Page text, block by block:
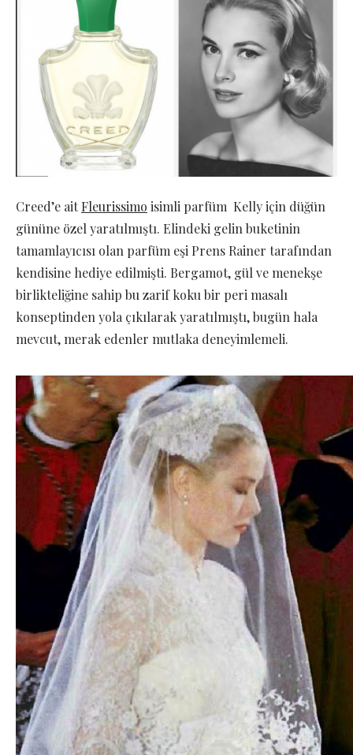
Creed’e aitFleurissimo isimli parfüm Kelly için düğün
gününe özel yaratılmıştı. Elindeki gelin buketinin
tamamlayıcısı olan parfüm eşi Prens Rainer tarafından
kendisine hediye edilmişti. Bergamot, gül ve menekşe
birlikteliğine sahip bu zarif koku bir peri masalı
konseptinden yola çıkılarak yaratılmıştı, bugün hala
mevcut, merak edenler mutlaka deneyimlemeli.